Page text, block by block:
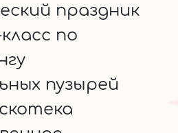
праздник
по
пузырей